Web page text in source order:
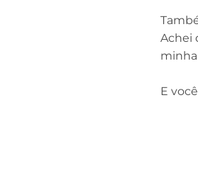
Achei
E